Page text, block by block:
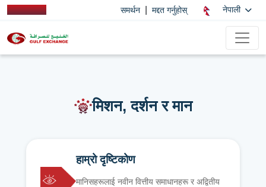
समर्थन मद्दत गर्नुहोस् नेपाली
मिशन, दर्शन र मान
हाम्रो दृष्टिकोण
मानिसहरूलाई नवीन वित्तीय समाधानहरू र अद्वितीय